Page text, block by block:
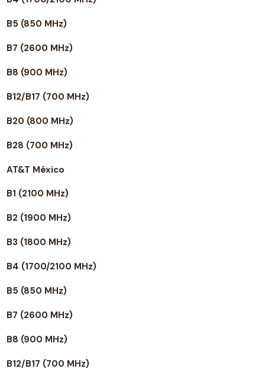
B5 (850 MHz)
B7 (2600 MHz)
B8 (900 MHz)
B12/B17 (700 MHz)
B20 (800 MHz)
B28 (700 MHz)
AT&T México
B1 (2100 MHz)
B2 (1900 MHz)
B3 (1800 MHz)
B4 (1700/2100 MHz)
B5 (850 MHz)
B7 (2600 MHz)
B8 (900 MHz)
B12/B17 (700 MHz)